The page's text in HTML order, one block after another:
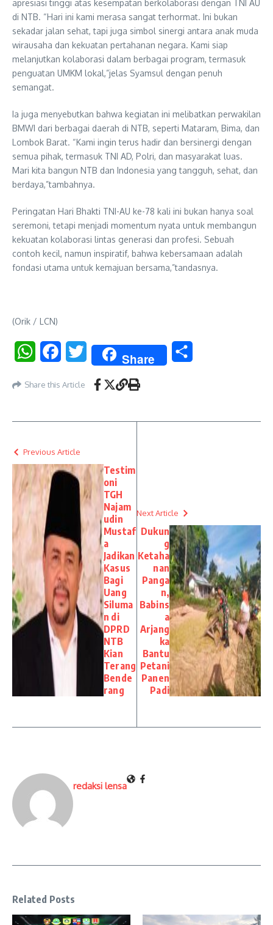
apresiasi tinggi atas kesempatan berkolaborasi dengan TNI AU
di NTB. “Hari ini kami merasa sangat terhormat. Ini bukan
sekadar jalan sehat, tapi juga simbol sinergi antara anak muda
wirausaha dan kekuatan pertahanan negara. Kami siap
melanjutkan kolaborasi dalam berbagai program, termasuk
penguatan UMKM lokal,”jelas Syamsul dengan penuh
semangat.
Ia juga menyebutkan bahwa kegiatan ini melibatkan perwakilan
BMWI dari berbagai daerah di NTB, seperti Mataram, Bima, dan
Lombok Barat. “Kami ingin terus hadir dan bersinergi dengan
semua pihak, termasuk TNI AD, Polri, dan masyarakat luas.
Mari kita bangun NTB dan Indonesia yang tangguh, sehat, dan
berdaya,”tambahnya.
Peringatan Hari Bhakti TNI-AU ke-78 kali ini bukan hanya soal
seremoni, tetapi menjadi momentum nyata untuk membangun
kekuatan kolaborasi lintas generasi dan profesi. Sebuah
contoh kecil, namun inspiratif, bahwa kebersamaan adalah
fondasi utama untuk kemajuan bersama,”tandasnya.
(Orik / LCN)
WhatsAppFacebookTwitter Share
Share this Article
Previous Article
Testim
oni
TGH
Najam
udin
Mustaf
a
Jadikan
Kasus
Bagi
Uang
Siluma
n di
DPRD
NTB
Kian
Terang
Bende
rang
Next Article
Dukun
g
Ketaha
nan
Panga
n,
Babins
a
Arjang
ka
Bantu
Petani
Panen
Padi
redaksi lensa
Related Posts